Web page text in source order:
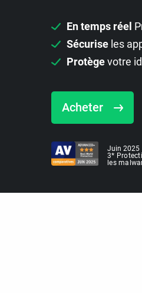
En temps réel
Sécurise les
Protègevotre
Acheter
Juin 2025
3*
les